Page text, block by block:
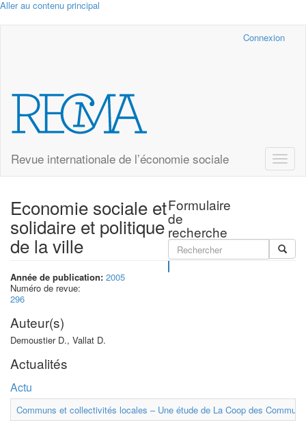
Aller au contenu principal
Connexion
Revue internationale de l’économie sociale
Toggle
Formulaire
de
recherche
Economie sociale et
solidaire et politique
de la ville
Année de publication: 2005
Numéro de revue:
296
Auteur(s)
Demoustier D., Vallat D.
Actualités
Actu
Communs et collectivités locales – Une étude de La Coop des